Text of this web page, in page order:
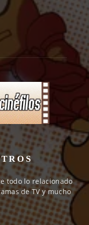
todo lo relacionado
de TV y mucho